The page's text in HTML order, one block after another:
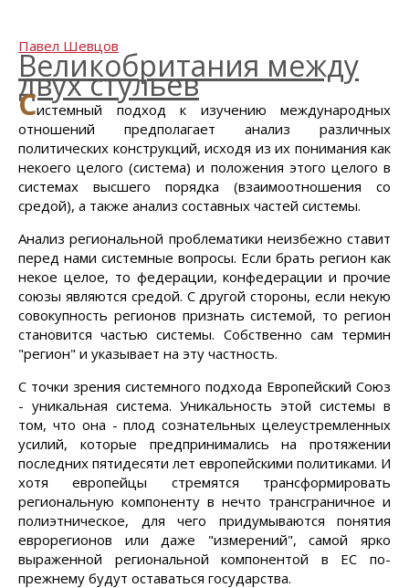
Павел Шевцов
Великобритания между
двух стульев
Системный подход к изучению международных
отношений предполагает анализ различных
политических конструкций, исходя из их понимания как
некоего целого (система) и положения этого целого в
системах высшего порядка (взаимоотношения со
средой), а также анализ составных частей системы.
Анализ региональной проблематики неизбежно ставит
перед нами системные вопросы. Если брать регион как
некое целое, то федерации, конфедерации и прочие
союзы являются средой. С другой стороны, если некую
совокупность регионов признать системой, то регион
становится частью системы. Собственно сам термин
"регион" и указывает на эту частность.
С точки зрения системного подхода Европейский Союз
- уникальная система. Уникальность этой системы в
том, что она - плод сознательных целеустремленных
усилий, которые предпринимались на протяжении
последних пятидесяти лет европейскими политиками. И
хотя европейцы стремятся трансформировать
региональную компоненту в нечто трансграничное и
полиэтническое, для чего придумываются понятия
еврорегионов или даже "измерений", самой ярко
выраженной региональной компонентой в ЕС по-
прежнему будут оставаться государства.